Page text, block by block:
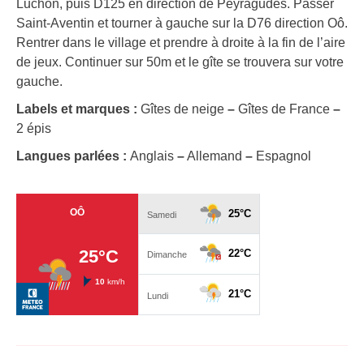
Luchon, puis D125 en direction de Peyragudes. Passer
Saint-Aventin et tourner à gauche sur la D76 direction Oô.
Rentrer dans le village et prendre à droite à la fin de l’aire
de jeux. Continuer sur 50m et le gîte se trouvera sur votre
gauche.
Labels et marques : Gîtes de neige – Gîtes de France –
2 épis
Langues parlées : Anglais –Allemand – Espagnol